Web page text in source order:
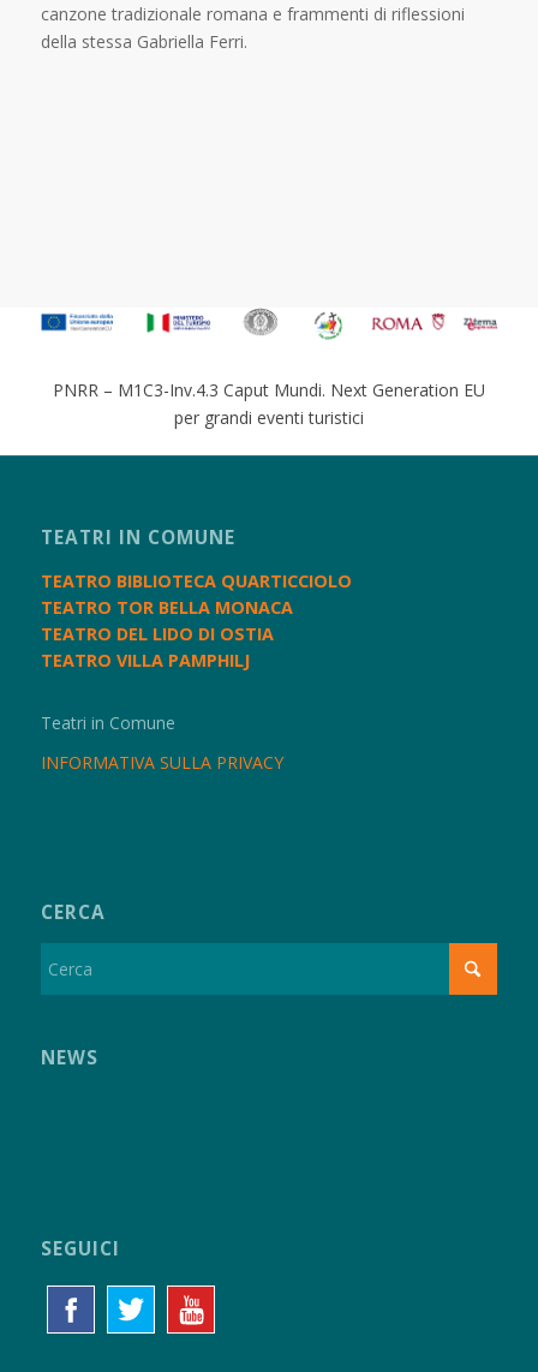
canzone tradizionale romana e frammenti di riflessioni
della stessa Gabriella Ferri.
PNRR – M1C3-Inv.4.3 Caput Mundi. Next Generation EU
per grandi eventi turistici
TEATRI IN COMUNE
TEATRO BIBLIOTECA QUARTICCIOLO
TEATRO TOR BELLA MONACA
TEATRO DEL LIDO DI OSTIA
TEATRO VILLA PAMPHILJ
Teatri in Comune
INFORMATIVA SULLA PRIVACY
CERCA
NEWS
SEGUICI